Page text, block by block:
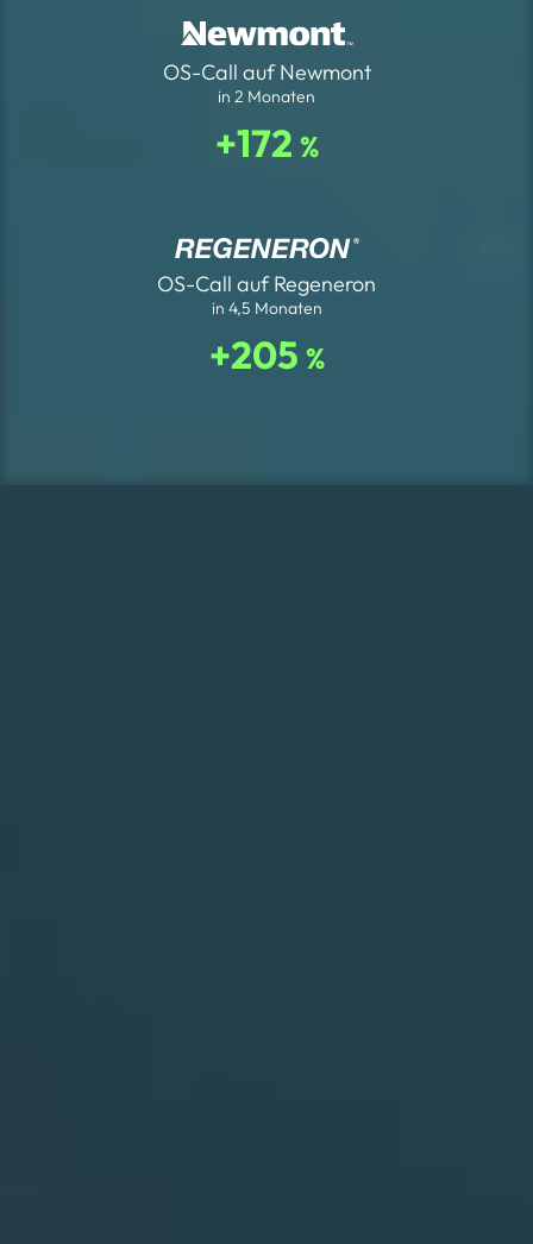
OS-Call auf Newmont
in 2 Monaten
+172 %
OS-Call auf Regeneron
in 4,5 Monaten
+205 %